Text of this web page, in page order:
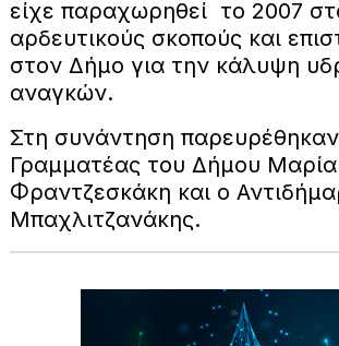
είχε παραχωρηθεί το 2007
αρδευτικούς σκοπούς και
στον Δήμο για την κάλυψη
αναγκών.
Στη συνάντηση παρευρέθηκαν
Γραμματέας του Δήμου Μαρία
Φραντζεσκάκη και ο
Μπαχλιτζανάκης.